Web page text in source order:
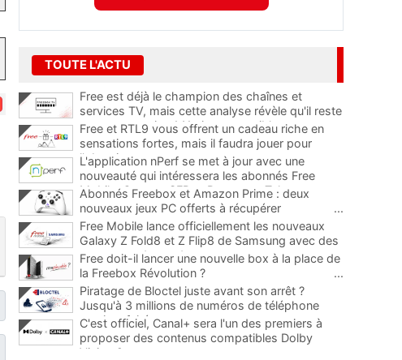
TOUTE L'ACTU
Free est déjà le champion des chaînes et
services TV, mais cette analyse révèle qu'il reste
encore au moins 141 ajouts possibles
Free et RTL9 vous offrent un cadeau riche en
sensations fortes, mais il faudra jouer pour
l'obtenir
L'application nPerf se met à jour avec une
nouveauté qui intéressera les abonnés Free
Mobile, Orange, SFR et Bouygues Telecom
Abonnés Freebox et Amazon Prime : deux
nouveaux jeux PC offerts à récupérer
...
Free Mobile lance officiellement les nouveaux
Galaxy Z Fold8 et Z Flip8 de Samsung avec des
promos et des cadeaux
...
Free doit-il lancer une nouvelle box à la place de
la Freebox Révolution ?
...
Piratage de Bloctel juste avant son arrêt ?
Jusqu'à 3 millions de numéros de téléphone
auraient fuité
C'est officiel, Canal+ sera l'un des premiers à
proposer des contenus compatibles Dolby
Vision 2